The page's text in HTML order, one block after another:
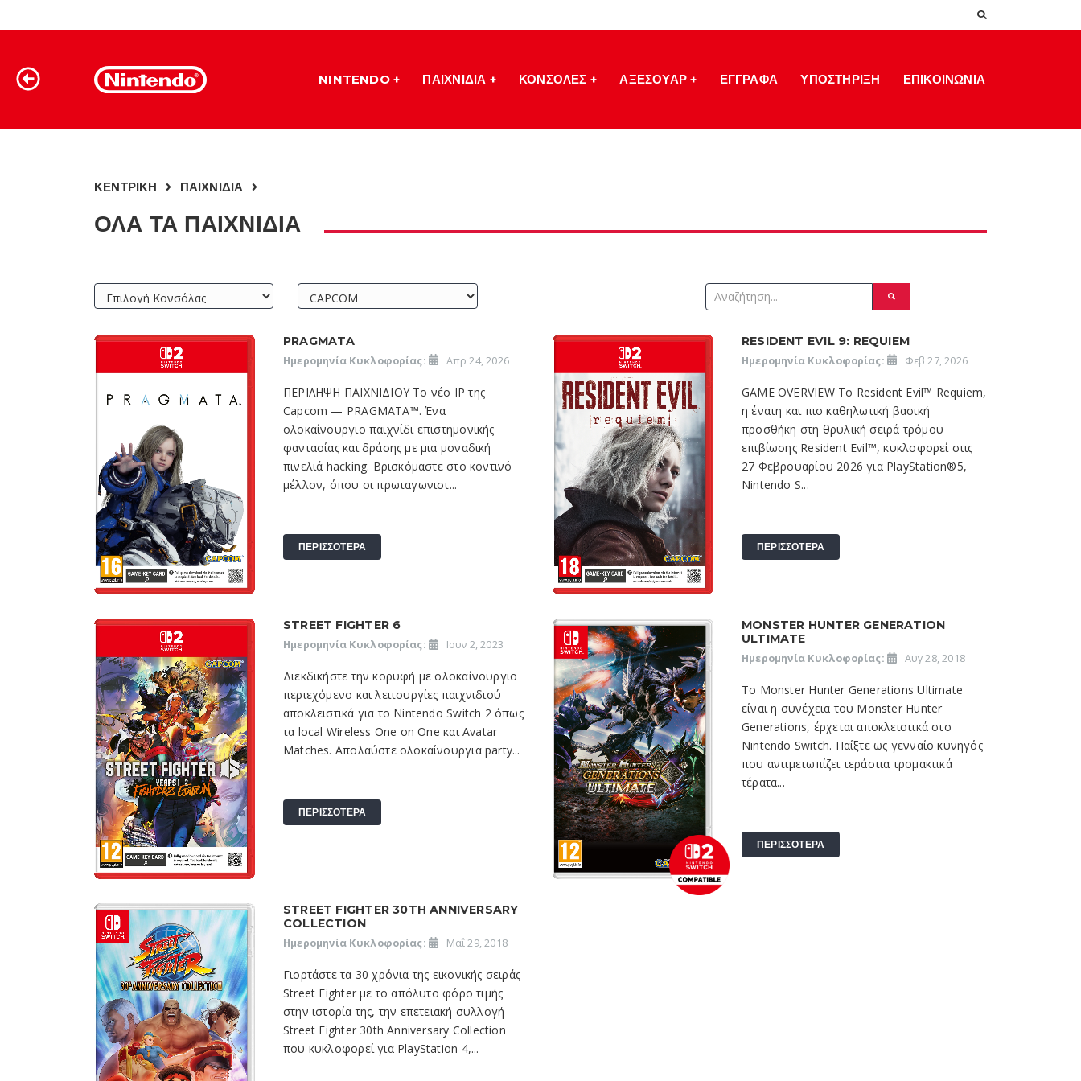
NINTENDO ΠΑΙΧΝΙΔΙΑ ΚΟΝΣΟΛΕΣ ΑΞΕΣΟΥΑΡ ΕΓΓΡΑΦΑ ΥΠΟΣΤΗΡΙΞΗ ΕΠΙΚΟΙΝΩΝΙΑ
ΚΕΝΤΡΙΚΗ ΠΑΙΧΝΙΔΙΑ
ΟΛΑ ΤΑ ΠΑΙΧΝΙΔΙΑ
PRAGMATA
Ημερομηνία Κυκλοφορίας: Απρ 24, 2026
ΠΕΡΙΛΗΨΗ ΠΑΙΧΝΙΔΙΟΥ Το νέο IP της
Capcom — PRAGMATA™. Ένα
ολοκαίνουργιο παιχνίδι επιστημονικής
φαντασίας και δράσης με μια μοναδική
πινελιά hacking. Βρισκόμαστε στο κοντινό
μέλλον, όπου οι πρωταγωνιστ...
ΠΕΡΙΣΣΟΤΕΡΑ
RESIDENT EVIL 9: REQUIEM
Ημερομηνία Κυκλοφορίας: Φεβ 27, 2026
GAME OVERVIEW Το Resident Evil™ Requiem,
η ένατη και πιο καθηλωτική βασική
προσθήκη στη θρυλική σειρά τρόμου
επιβίωσης Resident Evil™, κυκλοφορεί στις
27 Φεβρουαρίου 2026 για PlayStation®5,
Nintendo S...
ΠΕΡΙΣΣΟΤΕΡΑ
STREET FIGHTER 6
Ημερομηνία Κυκλοφορίας: Ιουν 2, 2023
Διεκδικήστε την κορυφή με ολοκαίνουργιο
περιεχόμενο και λειτουργίες παιχνιδιού
αποκλειστικά για το Nintendo Switch 2 όπως
τα local Wireless One on One και Avatar
Matches. Απολαύστε ολοκαίνουργια party...
ΠΕΡΙΣΣΟΤΕΡΑ
MONSTER HUNTER GENERATION
ULTIMATE
Ημερομηνία Κυκλοφορίας: Αυγ 28, 2018
Το Monster Hunter Generations Ultimate
είναι η συνέχεια του Monster Hunter
Generations, έρχεται αποκλειστικά στο
Nintendo Switch. Παίξτε ως γενναίο κυνηγός
που αντιμετωπίζει τεράστια τρομακτικά
τέρατα...
ΠΕΡΙΣΣΟΤΕΡΑ
STREET FIGHTER 30TH ANNIVERSARY
COLLECTION
Ημερομηνία Κυκλοφορίας: Μαΐ 29, 2018
Γιορτάστε τα 30 χρόνια της εικονικής σειράς
Street Fighter με το απόλυτο φόρο τιμής
στην ιστορία της, την επετειακή συλλογή
Street Fighter 30th Anniversary Collection
που κυκλοφορεί για PlayStation 4,...